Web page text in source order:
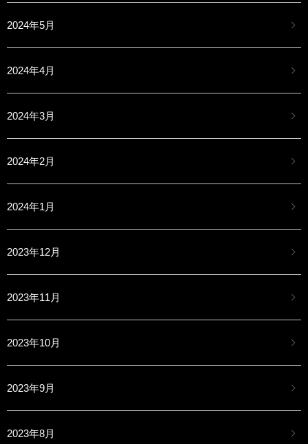
2024年5月
2024年4月
2024年3月
2024年2月
2024年1月
2023年12月
2023年11月
2023年10月
2023年9月
2023年8月